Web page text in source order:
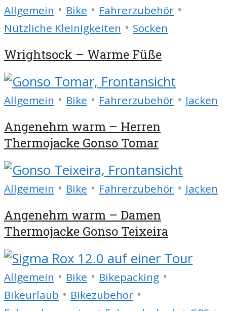
Allgemein • Bike • Fahrerzubehör •
Nützliche Kleinigkeiten • Socken
Wrightsock – Warme Füße
Allgemein • Bike • Fahrerzubehör • Jacken
Angenehm warm – Herren
Thermojacke Gonso Tomar
Allgemein • Bike • Fahrerzubehör • Jacken
Angenehm warm – Damen
Thermojacke Gonso Teixeira
Allgemein • Bike • Bikepacking •
Bikeurlaub • Bikezubehör •